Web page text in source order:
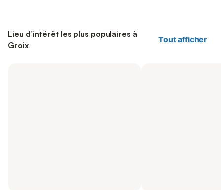
Lieu d’intérêt les plus populaires à
Groix
Tout afficher